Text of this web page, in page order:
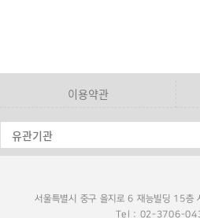
이용약관
서울특별시 중구 을지로 6 재능빌딩 15층
Tel : 02-3706-